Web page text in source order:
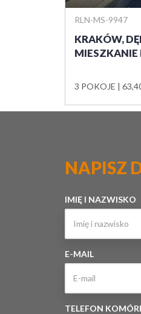
RLN-MS-9947
KRAKÓW,
MIESZKANIE
3 POKOJE
NAPISZ
IMIĘ I NAZWISKO
E-MAIL
TELEFON